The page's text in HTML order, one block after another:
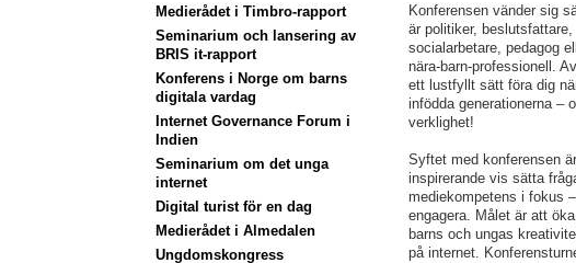
Medierådet i Timbro-rapport
Seminarium och lansering av
BRIS it-rapport
Konferens i Norge om barns
digitala vardag
Internet Governance Forum i
Indien
Seminarium om det unga
internet
Digital turist för en dag
Medierådet i Almedalen
Ungdomskongress
Konferensen vänder sig
är politiker, beslutsfattare,
socialarbetare, pedagog
nära-barn-professionell.
ett lustfyllt sätt föra dig
infödda generationerna –
verklighet!
Syftet med konferensen
inspirerande vis sätta
mediekompetens i fokus
engagera. Målet är att
barns och ungas
på internet.